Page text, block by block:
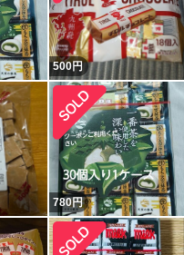
500円
780円